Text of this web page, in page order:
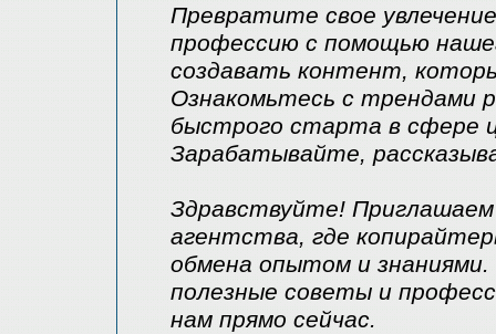
Превратите свое
профессию с помощью
создавать контент,
Ознакомьтесь с трендами
быстрого старта в сфере
Зарабатывайте,
Здравствуйте!
агентства, где
обмена опытом и
полезные советы и
нам прямо сейчас.